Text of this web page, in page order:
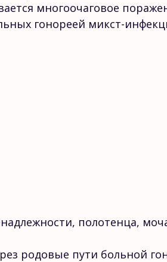
многоочаговое
гонореей микст-
полотенца,
родовые пути больной